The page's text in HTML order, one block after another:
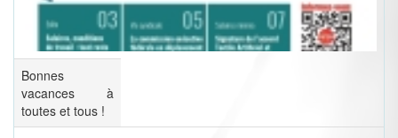
Bonnes
vacances à
toutes et tous !